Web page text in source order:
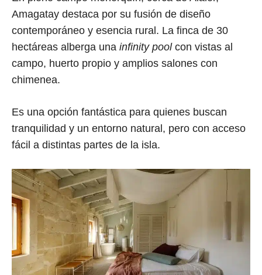
Amagatay destaca por su fusión de diseño
contemporáneo y esencia rural. La finca de 30
hectáreas alberga una infinity pool con vistas al
campo, huerto propio y amplios salones con
chimenea.
Es una opción fantástica para quienes buscan
tranquilidad y un entorno natural, pero con acceso
fácil a distintas partes de la isla.